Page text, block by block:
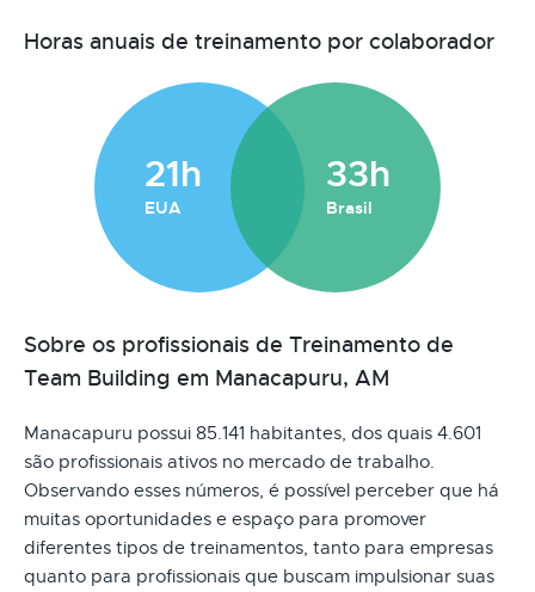
Horas anuais de treinamento por colaborador
21h
EUA
33h
Brasil
Sobre os profissionais de Treinamento de
Team Building em Manacapuru, AM
Manacapuru possui 85.141 habitantes, dos quais 4.601
são profissionais ativos no mercado de trabalho.
Observando esses números, é possível perceber que há
muitas oportunidades e espaço para promover
diferentes tipos de treinamentos, tanto para empresas
quanto para profissionais que buscam impulsionar suas